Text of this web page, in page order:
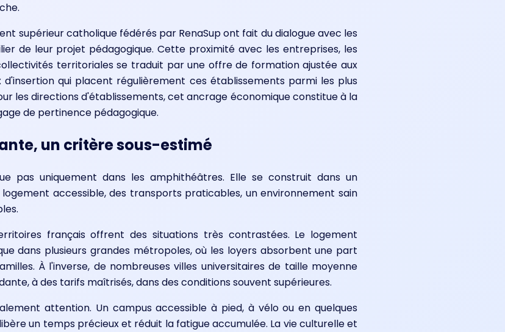
supérieur catholique fédérés par RenaSup ont fait du dialogue avec les
de leur projet pédagogique. Cette proximité avec les entreprises, les
territoriales se traduit par une offre de formation ajustée aux
qui placent régulièrement ces établissements parmi les plus
les directions d'établissements, cet ancrage économique constitue à la
de pertinence pédagogique.
un critère sous-estimé
pas uniquement dans les amphithéâtres. Elle se construit dans un
logement accessible, des transports praticables, un environnement sain
français offrent des situations très contrastées. Le logement
dans plusieurs grandes métropoles, où les loyers absorbent une part
À l'inverse, de nombreuses villes universitaires de taille moyenne
à des tarifs maîtrisés, dans des conditions souvent supérieures.
attention. Un campus accessible à pied, à vélo ou en quelques
un temps précieux et réduit la fatigue accumulée. La vie culturelle et